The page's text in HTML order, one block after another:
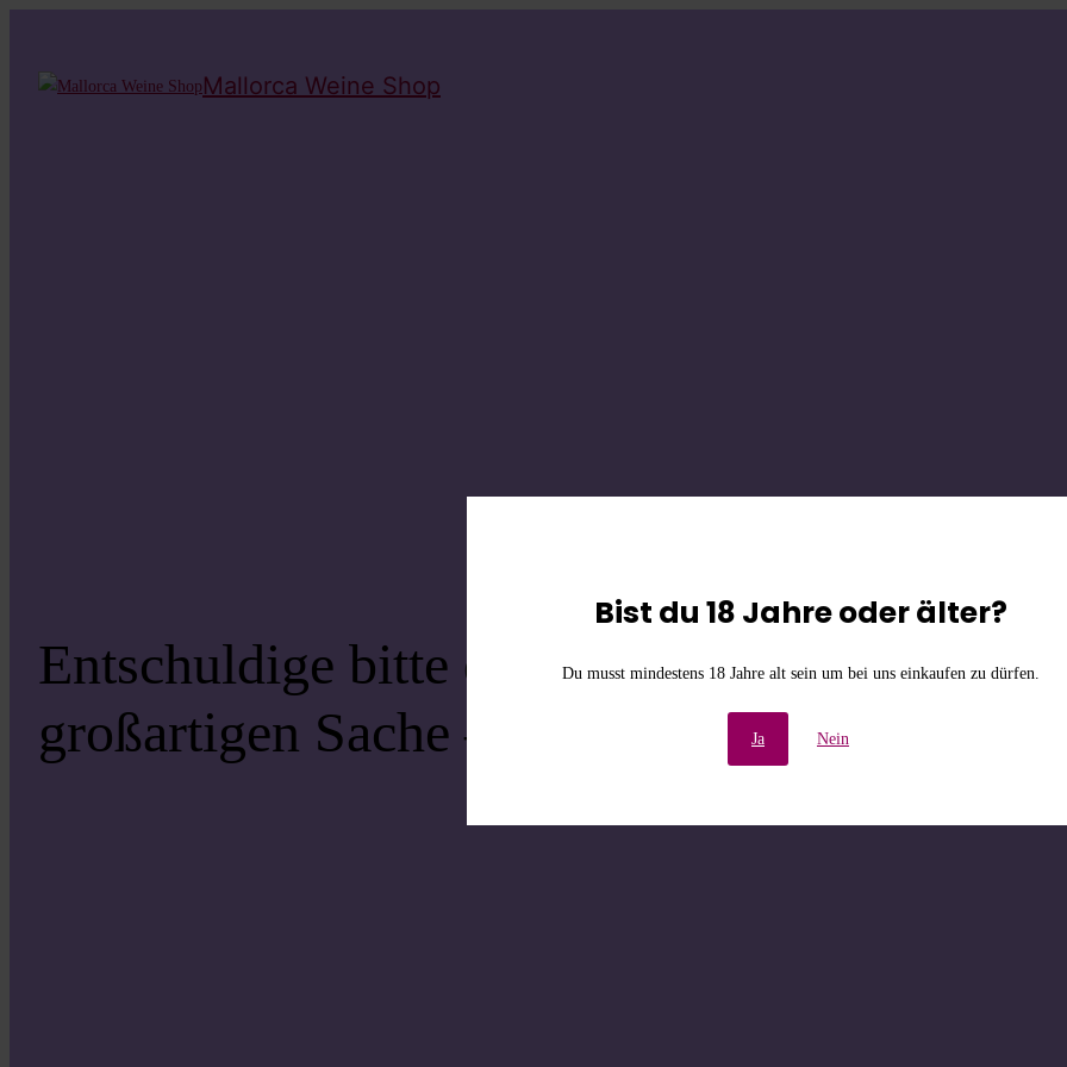
Bist du 18 Jahre oder älter?
Du musst mindestens 18 Jahre alt sein um bei uns einkaufen zu dürfen.
Ja Nein
Mallorca Weine Shop
Entschuldige bitte die Unannehmlichkeiten!
großartigen Sache – schau bald wieder vorbei!